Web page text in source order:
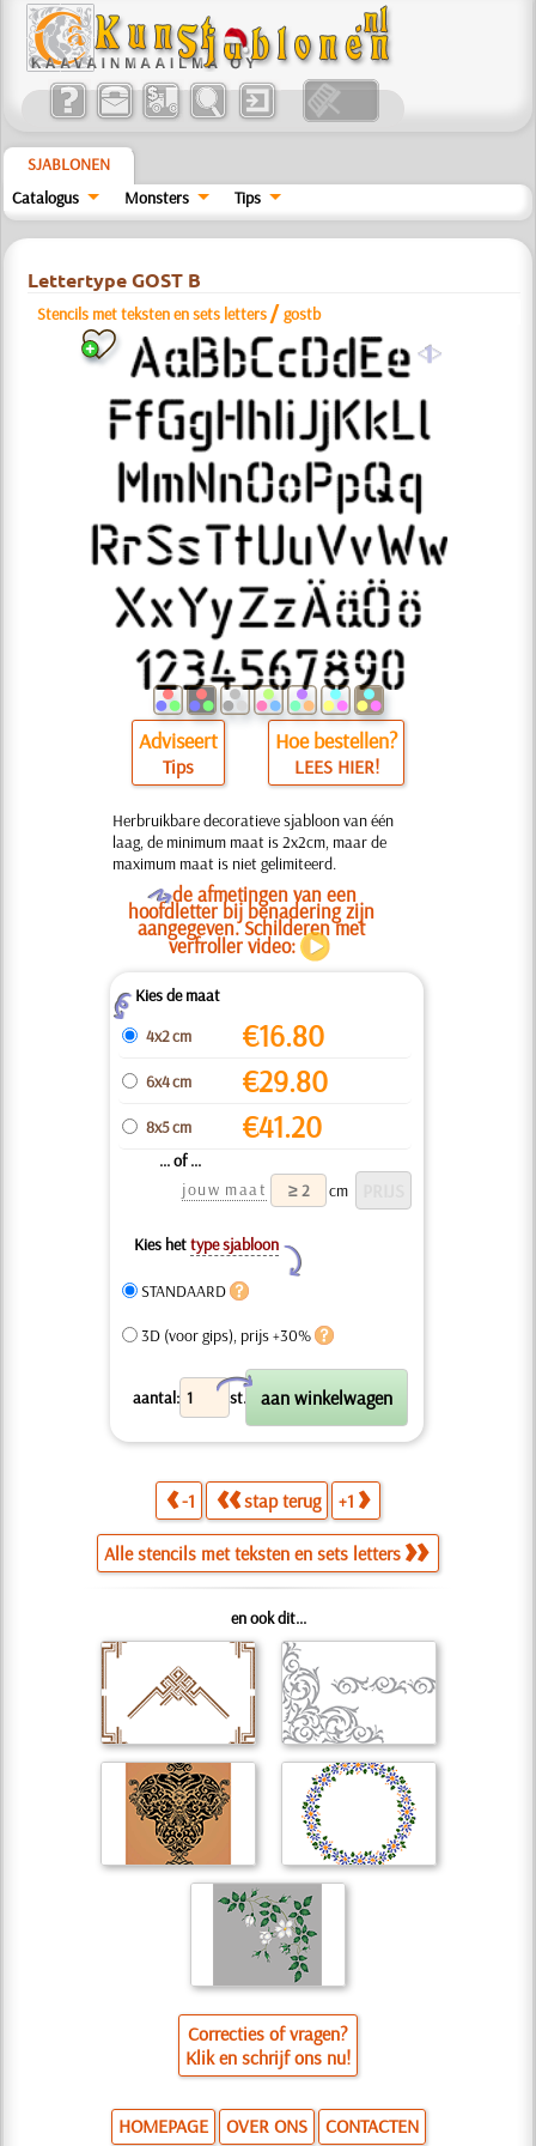
SJABLONEN
Catalogus
Monsters Tips
Lettertype GOST B
Stencils met teksten en sets letters /gostb
a
Adviseert
Tips
Hoe bestellen?
LEES HIER!
Herbruikbare decoratieve sjabloon van één
laag, de minimum maat is 2x2cm, maar de
maximum maat is niet gelimiteerd.
Ode afmetingen van een
hoofdletter bij benadering zijn
aangegeven. Schilderen met
verfroller video:
ZKies de maat
4x2 cm
€16.80
6x4 cm €29.80
8x5 cm €41.20
... of ...
jouw maat
cm
Kies hettype sjabloon
Y
STANDAARD
3D (voor gips), prijs +30%
aantal: st.
X
-1 stap terug +1
Alle stencils met teksten en sets letters
en ook dit...
Correcties of vragen?
Klik en schrijf ons nu!
HOMEPAGE OVER ONS CONTACTEN